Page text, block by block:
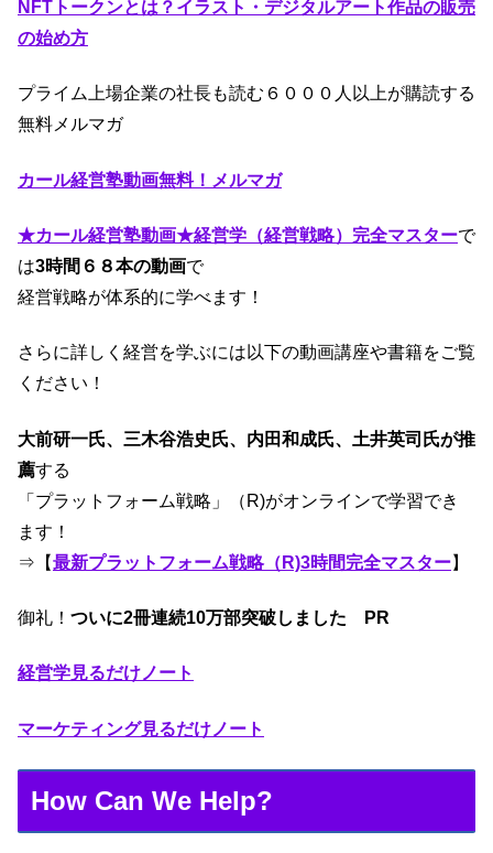
NFTトークンとは？イラスト・デジタルアート作品の販売
の始め方
プライム上場企業の社長も読む６０００人以上が購読する
無料メルマガ
カール経営塾動画無料！メルマガ
★カール経営塾動画★経営学（経営戦略）完全マスターで
は3時間６８本の動画で
経営戦略が体系的に学べます！
さらに詳しく経営を学ぶには以下の動画講座や書籍をご覧
ください！
大前研一氏、三木谷浩史氏、内田和成氏、土井英司氏が推
薦する
「プラットフォーム戦略」（R)がオンラインで学習でき
ます！
⇒【最新プラットフォーム戦略（R)3時間完全マスター】
御礼！ ついに2冊連続10万部突破しました PR
経営学見るだけノート
マーケティング見るだけノート
How Can We Help?